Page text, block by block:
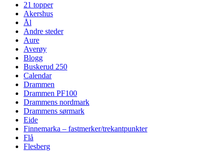
21 topper
Akershus
Ål
Andre steder
Aure
Averøy
Blogg
Buskerud 250
Calendar
Drammen
Drammen PF100
Drammens nordmark
Drammens sørmark
Eide
Finnemarka – fastmerker/trekantpunkter
Flå
Flesberg